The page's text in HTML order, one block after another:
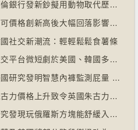
【十萬八千里】英倫銀行發新鈔擬用動物取代歷史人物
【十萬八千里】可可價格創新高後大幅回落影響農民生計
國社交新潮流：輕輕鬆鬆食薯條
【十萬八千里】社交平台微短劇於美國、韓國多地掀熱潮
【十萬八千里】美國研究發明智慧內褲監測屁量 以助改善消化系統
【十萬八千里】朱古力價格上升致令英國朱古力盜竊案高升
【十萬八千里】研究發現玩俄羅斯方塊能舒緩入侵性創傷後遺症